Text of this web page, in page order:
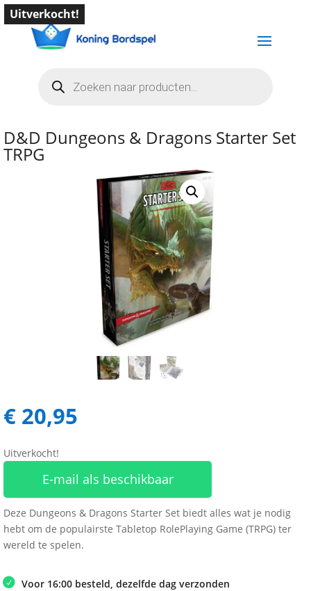
zoeken
Uitverkocht!
D&D Dungeons & Dragons Starter Set
TRPG
€ 20,95
Uitverkocht!
E-mail als beschikbaar
Deze Dungeons & Dragons Starter Set biedt alles wat je nodig
hebt om de populairste Tabletop RolePlaying Game (TRPG) ter
wereld te spelen.
Voor 16:00 besteld, dezelfde dag verzonden